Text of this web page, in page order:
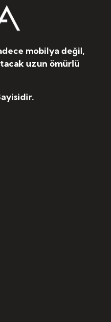
mobilya değil,
uzun ömürlü